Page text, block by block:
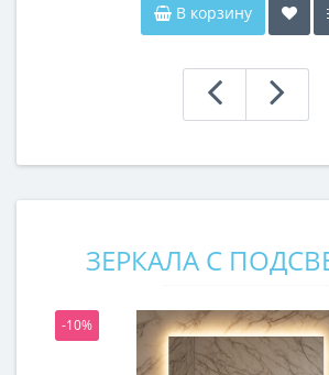
В корзину
ЗЕРКАЛА С
-10%